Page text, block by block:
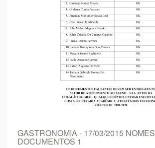
GASTRONOMIA - 17/03/2015 NOMES
DOCUMENTOS 1